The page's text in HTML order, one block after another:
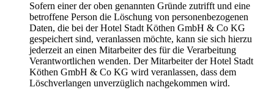
Sofern einer der oben genannten Gründe zutrifft und eine
betroffene Person die Löschung von personenbezogenen
Daten, die bei der Hotel Stadt Köthen GmbH & Co KG
gespeichert sind, veranlassen möchte, kann sie sich hierzu
jederzeit an einen Mitarbeiter des für die Verarbeitung
Verantwortlichen wenden. Der Mitarbeiter der Hotel Stadt
Köthen GmbH & Co KG wird veranlassen, dass dem
Löschverlangen unverzüglich nachgekommen wird.